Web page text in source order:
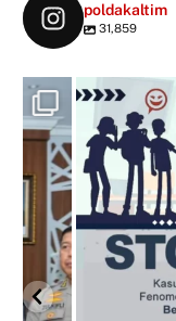
poldakaltim
31,859